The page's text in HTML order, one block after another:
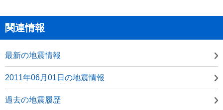
関連情報
最新の地震情報
2011年06月01日の地震情報
過去の地震履歴